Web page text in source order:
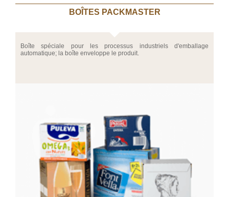
BOÎTES PACKMASTER
Boîte spéciale pour les processus industriels d'emballage
automatique; la boîte enveloppe le produit.